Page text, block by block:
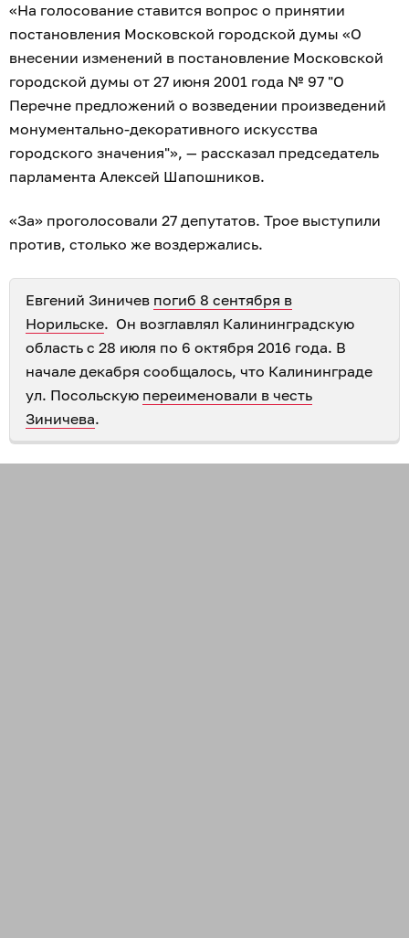
«На голосование ставится вопрос о принятии
постановления Московской городской думы «О
внесении изменений в постановление Московской
городской думы от 27 июня 2001 года № 97 "О
Перечне предложений о возведении произведений
монументально-декоративного искусства
городского значения"», — рассказал председатель
парламента Алексей Шапошников.
«За» проголосовали 27 депутатов. Трое выступили
против, столько же воздержались.
Евгений Зиничев погиб 8 сентября в
Норильске. Он возглавлял Калининградскую
область с 28 июля по 6 октября 2016 года. В
начале декабря сообщалось, что Калининграде
ул. Посольскую переименовали в честь
Зиничева.